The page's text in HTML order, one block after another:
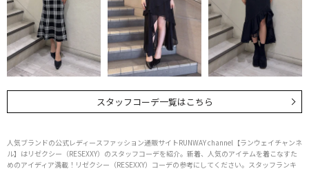
スタッフコーデ一覧はこちら
人気ブランドの公式レディースファッション通販サイトRUNWAY channel【ランウェイチャンネ
ル】はリゼクシー（RESEXXY）のスタッフコーデを紹介。新着、人気のアイテムを着こなすた
めのアイディア満載！リゼクシー（RESEXXY）コーデの参考にしてください。スタッフランキ